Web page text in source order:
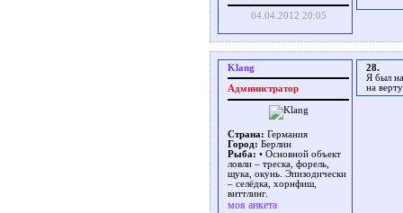
04.04.2012 20:05
Klang
Администратор
Страна: Германия
Город: Берлин
Рыба: • Основной объект
ловли – треска, форель,
щука, окунь. Эпизодически
– селёдка, хорнфиш,
виттлинг.
моя анкета
28.
Я был
на